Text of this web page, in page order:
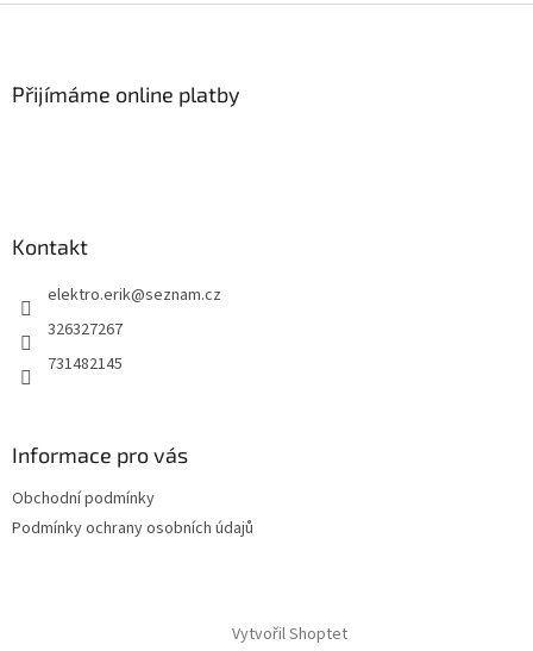
Přijímáme online platby
Kontakt
elektro.erik@seznam.cz
326327267
731482145
Informace pro vás
Obchodní podmínky
Podmínky ochrany osobních údajů
Vytvořil Shoptet